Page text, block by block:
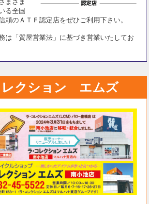
る全国
頼のＡＴＦ認定店をぜひご利用下さい。
は「質屋営業法」に基づき営業いたしてお
レクション エムズ